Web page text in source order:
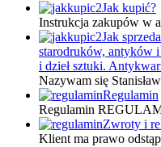
Jak kupić?
Instrukcja zakupów w
Jak
starodruków, antyków
i dzieł sztuki.
Nazywam się
Regulamin
Regulamin
Zwroty i
Klient ma prawo